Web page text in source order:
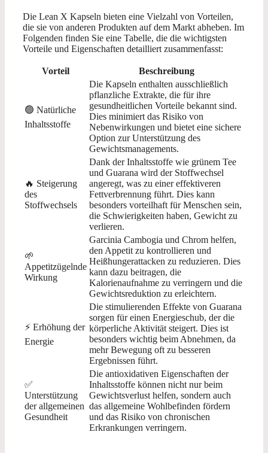
Die Lean X Kapseln bieten eine Vielzahl von Vorteilen,
die sie von anderen Produkten auf dem Markt abheben. Im
Folgenden finden Sie eine Tabelle, die die wichtigsten
Vorteile und Eigenschaften detailliert zusammenfasst:
Vorteil Beschreibung
🟢 Natürliche
Inhaltsstoffe
Die Kapseln enthalten ausschließlich
pflanzliche Extrakte, die für ihre
gesundheitlichen Vorteile bekannt sind.
Dies minimiert das Risiko von
Nebenwirkungen und bietet eine sichere
Option zur Unterstützung des
Gewichtsmanagements.
🔥 Steigerung
des
Stoffwechsels
Dank der Inhaltsstoffe wie grünem Tee
und Guarana wird der Stoffwechsel
angeregt, was zu einer effektiveren
Fettverbrennung führt. Dies kann
besonders vorteilhaft für Menschen sein,
die Schwierigkeiten haben, Gewicht zu
verlieren.
🌱
Appetitzügelnde
Wirkung
Garcinia Cambogia und Chrom helfen,
den Appetit zu kontrollieren und
Heißhungerattacken zu reduzieren. Dies
kann dazu beitragen, die
Kalorienaufnahme zu verringern und die
Gewichtsreduktion zu erleichtern.
⚡ Erhöhung der
Energie
Die stimulierenden Effekte von Guarana
sorgen für einen Energieschub, der die
körperliche Aktivität steigert. Dies ist
besonders wichtig beim Abnehmen, da
mehr Bewegung oft zu besseren
Ergebnissen führt.
✅
Unterstützung
der allgemeinen
Gesundheit
Die antioxidativen Eigenschaften der
Inhaltsstoffe können nicht nur beim
Gewichtsverlust helfen, sondern auch
das allgemeine Wohlbefinden fördern
und das Risiko von chronischen
Erkrankungen verringern.